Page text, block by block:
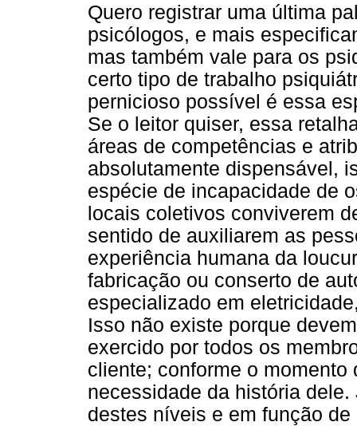
Quero registrar uma última
psicólogos, e mais
mas também vale para os
certo tipo de trabalho
pernicioso possível é essa
Se o leitor quiser, essa
áreas de competências e
absolutamente dispensável,
espécie de incapacidade de
locais coletivos conviverem
sentido de auxiliarem as
experiência humana da
fabricação ou conserto de
especializado em
Isso não existe porque
exercido por todos os
cliente; conforme o
necessidade da história
destes níveis e em função